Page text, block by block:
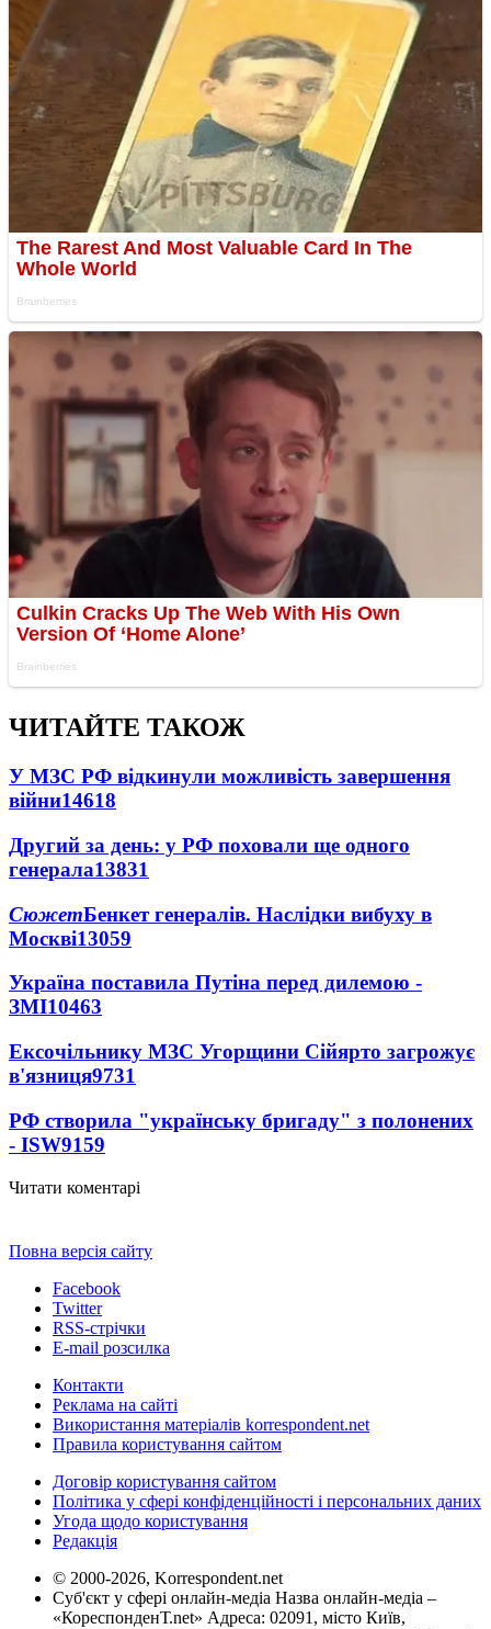
ЧИТАЙТЕ ТАКОЖ
У МЗС РФ відкинули можливість завершення
війни14618
Другий за день: у РФ поховали ще одного
генерала13831
СюжетБенкет генералів. Наслідки вибуху в
Москві13059
Україна поставила Путіна перед дилемою -
ЗМІ10463
Ексочільнику МЗС Угорщини Сійярто загрожує
в'язниця9731
РФ створила "українську бригаду" з полонених
- ISW9159
Читати коментарі
Повна версія сайту
Facebook
Twitter
RSS-стрічки
E-mail розсилка
Контакти
Реклама на сайті
Використання матеріалів korrespondent.net
Правила користування сайтом
Договір користування сайтом
Політика у сфері конфіденційності і персональних даних
Угода щодо користування
Редакція
© 2000-2026, Korrespondent.net
Суб'єкт у сфері онлайн-медіа Назва онлайн-медіа –
«КореспонденТ.net» Адреса: 02091, місто Київ,